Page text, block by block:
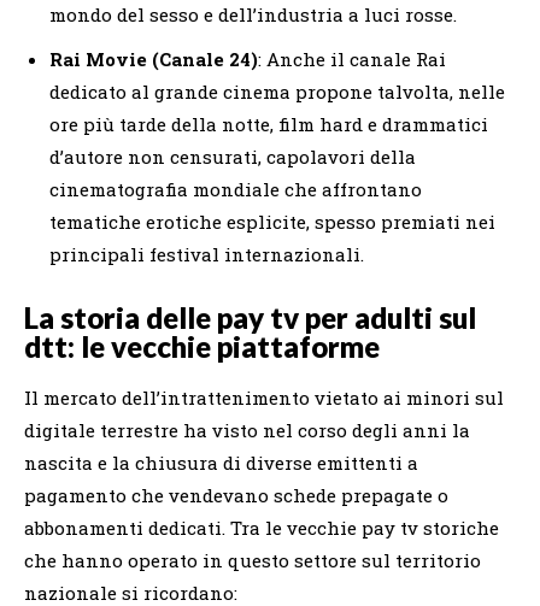
mondo del sesso e dell’industria a luci rosse.
Rai Movie (Canale 24): Anche il canale Rai
dedicato al grande cinema propone talvolta, nelle
ore più tarde della notte, film hard e drammatici
d’autore non censurati, capolavori della
cinematografia mondiale che affrontano
tematiche erotiche esplicite, spesso premiati nei
principali festival internazionali.
La storia delle pay tv per adulti sul
dtt: le vecchie piattaforme
Il mercato dell’intrattenimento vietato ai minori sul
digitale terrestre ha visto nel corso degli anni la
nascita e la chiusura di diverse emittenti a
pagamento che vendevano schede prepagate o
abbonamenti dedicati. Tra le vecchie pay tv storiche
che hanno operato in questo settore sul territorio
nazionale si ricordano: